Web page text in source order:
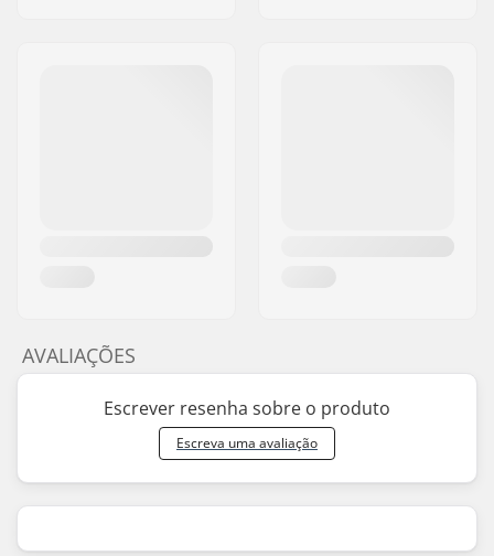
AVALIAÇÕES
Escrever resenha sobre o produto
Escreva uma avaliação